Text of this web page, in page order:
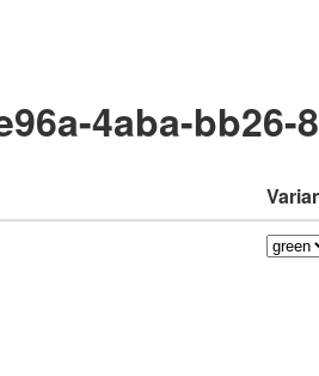
4aba-bb26-